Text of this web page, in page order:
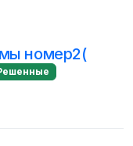
номер2(